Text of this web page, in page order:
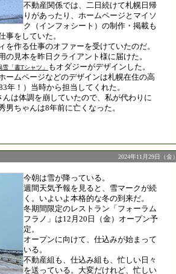
不動産関係では、二日続けて札幌日帰
りがあったり、ホームページとマイソ
ク（インフォシート）の制作・掲載も
事をしていた。
作る仕事のオファーを受けていたのだ。
見本を昨日クライアント様に届けた。
雪「書Tシャツ」
もオダジーがデザインした。
ームページなどのデザインは札幌在住の高
年！）当時から担当してくれた。
は体調を崩していたので、私が代わりに
ちゃんは8年前に亡くなった。
2024年11月29日（金）
今朝は雪が降っている。
週間天気予報を見ると、雪マークが続
く。いよいよ本格的な冬の到来だ。
冬期間限定のレストラン「フォーラム
フラノ」は12月20日（金）オープン予
定。
オープンに向けて、仕込みが始まって
いる。
不動産組も、仕込み組も、忙しい日々
を送っている。大変だけれど、忙しい